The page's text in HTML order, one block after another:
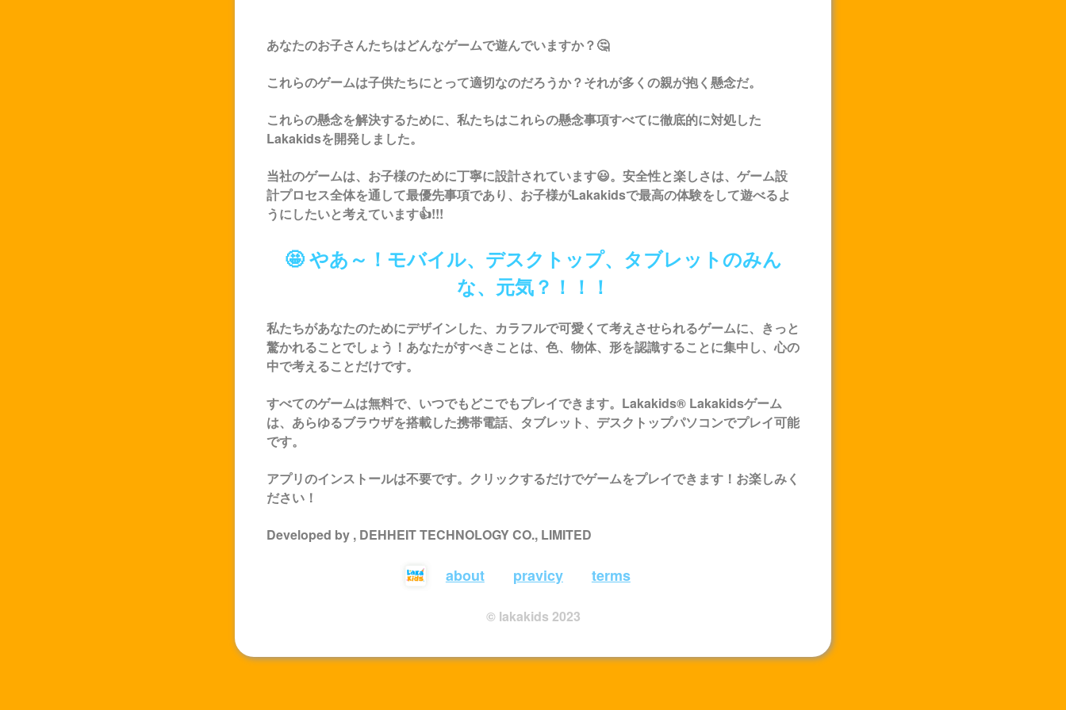
あなたのお子さんたちはどんなゲームで遊んでいますか？🤔
これらのゲームは子供たちにとって適切なのだろうか？それが多くの親が抱く懸念だ。
これらの懸念を解決するために、私たちはこれらの懸念事項すべてに徹底的に対処した
Lakakidsを開発しました。
当社のゲームは、お子様のために丁寧に設計されています😃。安全性と楽しさは、ゲーム設
計プロセス全体を通して最優先事項であり、お子様がLakakidsで最高の体験をして遊べるよ
うにしたいと考えています👍!!!
🤩 やあ～！モバイル、デスクトップ、タブレットのみん
な、元気？！！！
私たちがあなたのためにデザインした、カラフルで可愛くて考えさせられるゲームに、きっと
驚かれることでしょう！あなたがすべきことは、色、物体、形を認識することに集中し、心の
中で考えることだけです。
すべてのゲームは無料で、いつでもどこでもプレイできます。Lakakids® Lakakidsゲーム
は、あらゆるブラウザを搭載した携帯電話、タブレット、デスクトップパソコンでプレイ可能
です。
アプリのインストールは不要です。クリックするだけでゲームをプレイできます！お楽しみく
ださい！
Developed by , DEHHEIT TECHNOLOGY CO., LIMITED
about pravicy terms
© lakakids 2023